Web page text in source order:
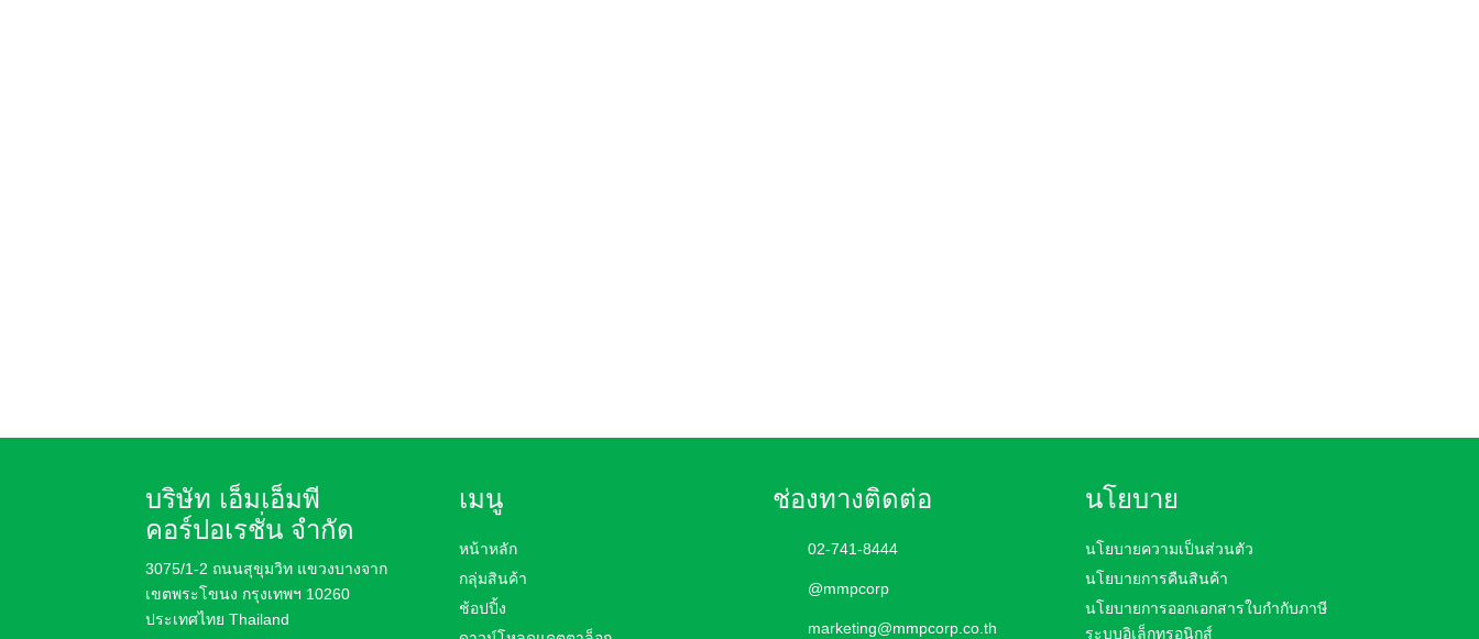
บริษัท เอ็มเอ็มพี
คอร์ปอเรชั่น จำกัด
3075/1-2 ถนนสุขุมวิท แขวงบางจาก
เขตพระโขนง กรุงเทพฯ 10260
ประเทศไทย Thailand
เมนู
หน้าหลัก
กลุ่มสินค้า
ช้อปปิ้ง
ช่องทางติดต่อ
02-741-8444
@mmpcorp
marketing@mmpcorp.co.th
นโยบาย
นโยบายความเป็นส่วนตัว
นโยบายการคืนสินค้า
นโยบายการออกเอกสารใบกำกับภาษี
ระบบอิเล็กทรอนิกส์